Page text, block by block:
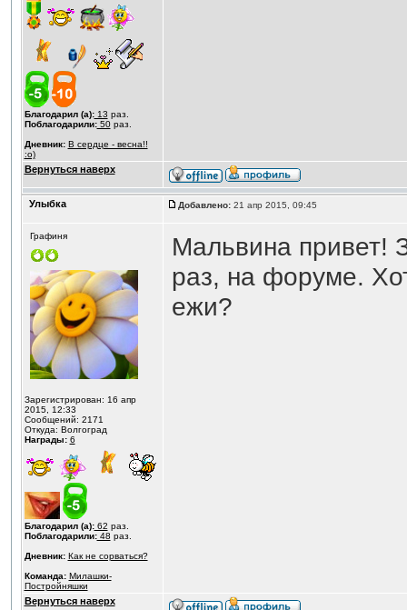
Благодарил (а):13 раз.
Поблагодарили:50раз.
Дневник: В сердце - весна!!
:o)
Вернуться наверх
Улыбка Добавлено:21 апр 2015, 09:45
Графиня
Зарегистрирован: 16 апр
2015, 12:33
Сообщений: 2171
Откуда: Волгоград
Награды: 6
Благодарил (а):62 раз.
Поблагодарили:48 раз.
Дневник: Как не сорваться?
Команда: Милашки-
Постройняшки
Мальвина привет!
раз, на форуме.
ежи?
Вернуться наверх